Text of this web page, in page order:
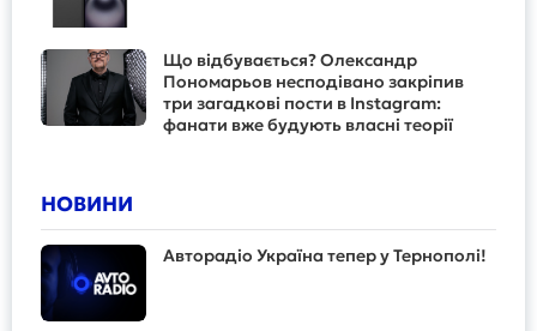
Що відбувається? Олександр
Пономарьов несподівано закріпив
три загадкові пости в Instagram:
фанати вже будують власні теорії
НОВИНИ
Авторадіо Україна тепер у Тернополі!